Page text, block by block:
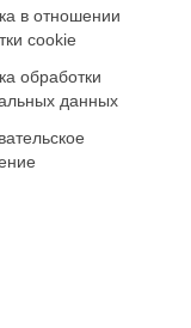
в отношении
cookie
обработки
данных